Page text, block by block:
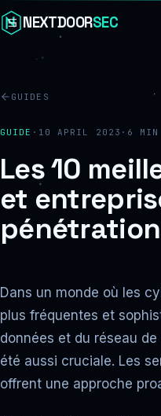
Skip to content
NEXTDOORSEC
GUIDES
GUIDE · 10 APRIL 2023 · 6 MIN
Les 10
et
pénétration
Dans un monde où les
plus fréquentes et
données et du réseau
été aussi cruciale. Les
offrent une approche